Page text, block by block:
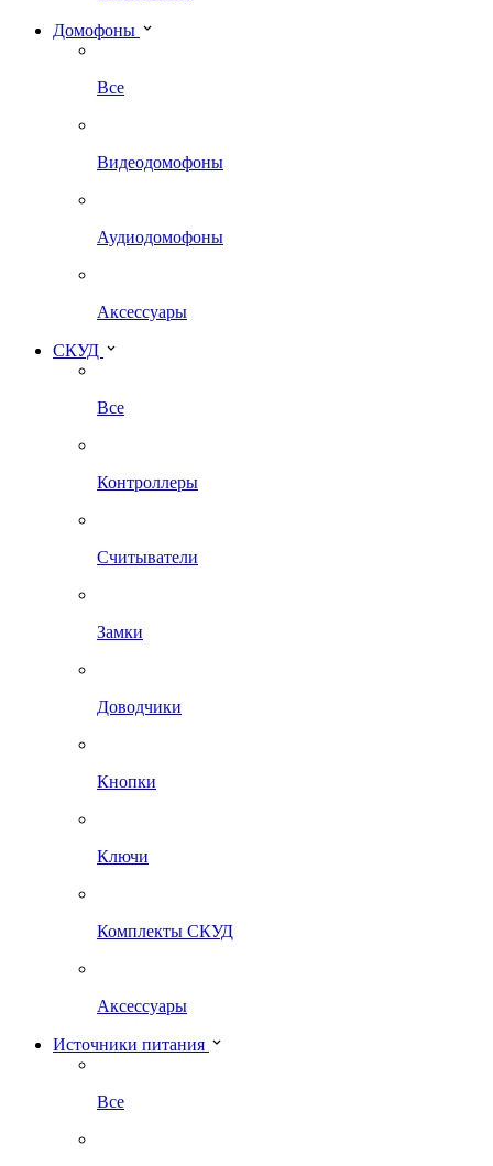
Домофоны
Все
Видеодомофоны
Аудиодомофоны
Аксессуары
СКУД
Все
Контроллеры
Считыватели
Замки
Доводчики
Кнопки
Ключи
Комплекты СКУД
Аксессуары
Источники питания
Все